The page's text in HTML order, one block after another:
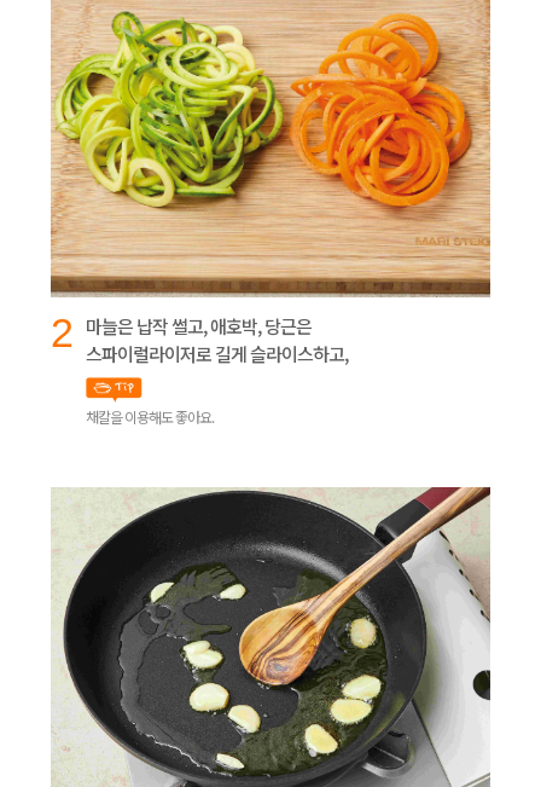
2 마늘은 납작 썰고, 애호박, 당근은
스파이럴라이저로 길게 슬라이스하고,
채칼을 이용해도 좋아요.